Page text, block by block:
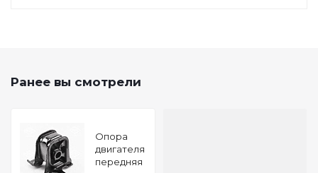
Ранее вы смотрели
Опора
двигателя
передняя